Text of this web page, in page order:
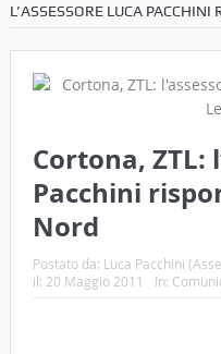
L’ASSESSORE LUCA
Cortona, ZTL:
Pacchini
Nord
Postato da: Luca Pacchini
il: 20 Maggio 2011 In: